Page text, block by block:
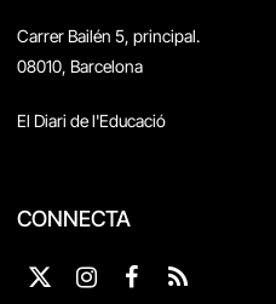
Carrer Bailén 5, principal.
08010, Barcelona
El Diari de l'Educació
CONNECTA
X
Instagram
Facebook
RSS